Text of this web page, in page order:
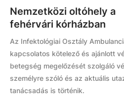
Nemzetközi oltóhely a
fehérvári kórházban
Az Infektológiai Osztály
kapcsolatos kötelező és ajánlott
betegség megelőzését szolgáló
személyre szóló és az aktuális
tanácsadás is történik.